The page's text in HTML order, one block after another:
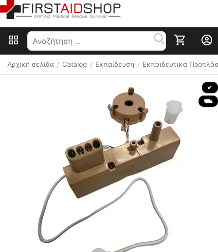
Αρχική σελίδα / Catalog / Εκπαίδευση / Εκπαιδευτικά
✔
⛟